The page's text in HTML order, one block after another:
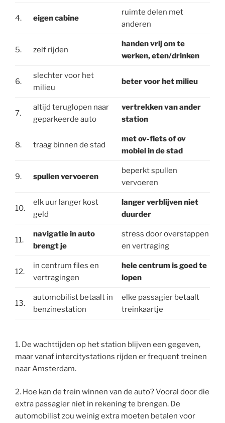
4. eigen cabine
ruimte delen met
anderen
5. zelf rijden
handen vrij om te
werken, eten/drinken
6.
slechter voor het
milieu
beter voor het milieu
7.
altijd teruglopen naar
geparkeerde auto
vertrekken van ander
station
8. traag binnen de stad
met ov-fiets of ov
mobiel in de stad
9. spullen vervoeren
beperkt spullen
vervoeren
10.
elk uur langer kost
geld
langer verblijven niet
duurder
11.
navigatie in auto
brengt je
stress door overstappen
en vertraging
12.
in centrum files en
vertragingen
hele centrum is goed te
lopen
13.
automobilist betaalt in
benzinestation
elke passagier betaalt
treinkaartje
1. De wachttijden op het station blijven een gegeven,
maar vanaf intercitystations rijden er frequent treinen
naar Amsterdam.
2. Hoe kan de trein winnen van de auto? Vooral door die
extra passagier niet in rekening te brengen. De
automobilist zou weinig extra moeten betalen voor